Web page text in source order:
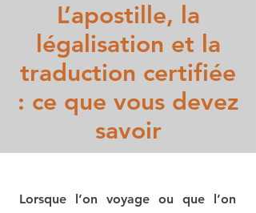
L’apostille, la
légalisation et la
traduction certifiée
: ce que vous devez
savoir
Lorsque l’on voyage ou que l’on